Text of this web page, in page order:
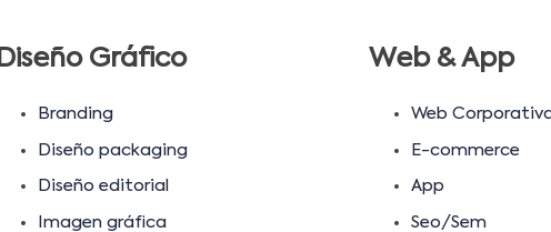
Diseño Gráfico
Branding
Diseño packaging
Diseño editorial
Imagen gráfica
Web & App
Web
E-commerce
App
Seo/Sem